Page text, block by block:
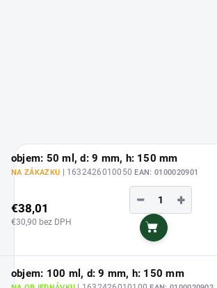
objem: 50 ml, d: 9 mm, h: 150 mm
NA ZÁKAZKU | 1632426010050EAN: 0100020901
€38,01
€30,90 bez DPH
+
−
Do košíka
objem: 100 ml, d: 9 mm, h: 150 mm